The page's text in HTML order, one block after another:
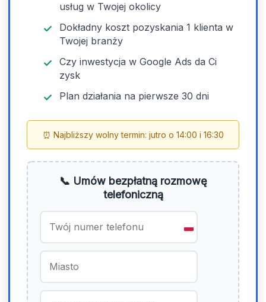
usług w Twojej okolicy
Dokładny koszt pozyskania 1 klienta w
Twojej branży
Czy inwestycja w Google Ads da Ci
zysk
Plan działania na pierwsze 30 dni
⏰ Najbliższy wolny termin: jutro o 14:00 i 16:30
📞 Umów bezpłatną rozmowę
telefoniczną
P
o
n